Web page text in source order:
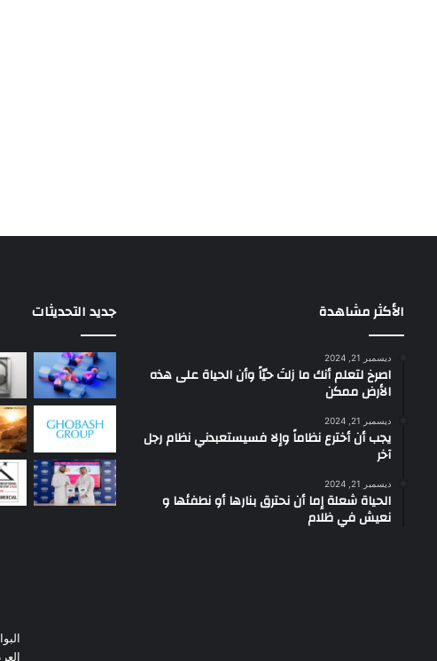
الأكثر مشاهدة
ديسمبر 21, 2024
‫اصرخ لتعلم أنك ما زلتَ حيّاً وأن الحياة على هذه
الأرض ممكن
ديسمبر 21, 2024
يجب أن أخترع نظاماً وإلا فسيستعبدني نظام رجل
آخر
ديسمبر 21, 2024
الحياة شعلة إما أن نحترق بنارها أو نطفئها و
نعيش في ظلام
جديد التحديثات